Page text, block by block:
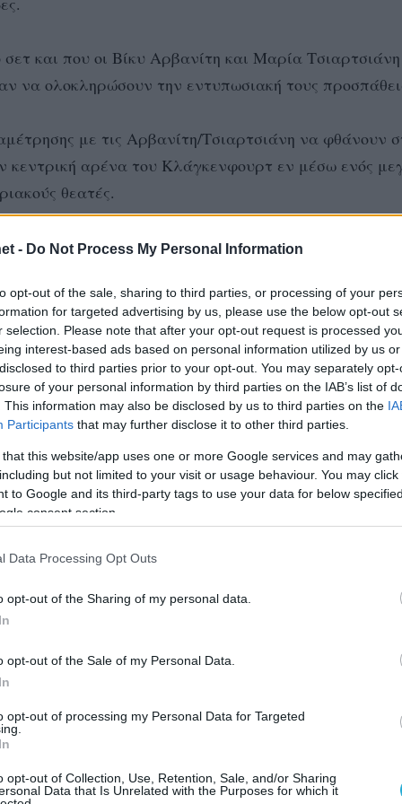
- Do Not Process My Personal Information
opt-out of the sale, sharing to third parties, or processing of your
for targeted advertising by us, please use the below opt-out
selection. Please note that after your opt-out request is processed
interest-based ads based on personal information utilized by us
to third parties prior to your opt-out. You may separately
of your personal information by third parties on the IAB’s list of
This information may also be disclosed by us to third parties on the
Participants that may further disclose it to other third parties.
that this website/app uses one or more Google services and may
but not limited to your visit or usage behaviour. You may
to Google and its third-party tags to use your data for below
consent section.
Data Processing Opt Outs
opt-out of the Sharing of my personal data.
opt-out of the Sale of my Personal Data.
opt-out of processing my Personal Data for Targeted
opt-out of Collection, Use, Retention, Sale, and/or Sharing
Data that Is Unrelated with the Purposes for which it
και που οι Βίκυ Αρβανίτη και Μαρία Τσιαρτσιάνη
να ολοκληρώσουν την εντυπωσιακή τους
με τις Αρβανίτη/Τσιαρτσιάνη να φθάνουν
κεντρική αρένα του Κλάγκενφουρτ εν μέσω ενός
θεατές.
τα λάθη της ελληνικής ομάδας και
σερί 6-1 κάνοντας το 16-13. Η Βίκυ και η Μαρία
21-19 και το 1-0.
με 2-0 και 4-1 με άσο της Βάλκενχορστ,
οι ελληνίδες σε 7-7 με εξαιρετικό μπλοκ της
σκορ για την Εθνική μας ομάδα αφού η Λούντβιχ/
επιθέσεις λίγο αργότερα το 12-8. Το ταϊμ –
καθώς το σκορ ανέβηκε στο 15-09.
στο παιχνίδι καθώς οι Γερμανίδες έδειξαν σοβαρές
στο 21-12 και το 2-0 που τις χάρισε την
από τους 5.000 και πλέον φίλους του beach
ατμόσφαιρα.